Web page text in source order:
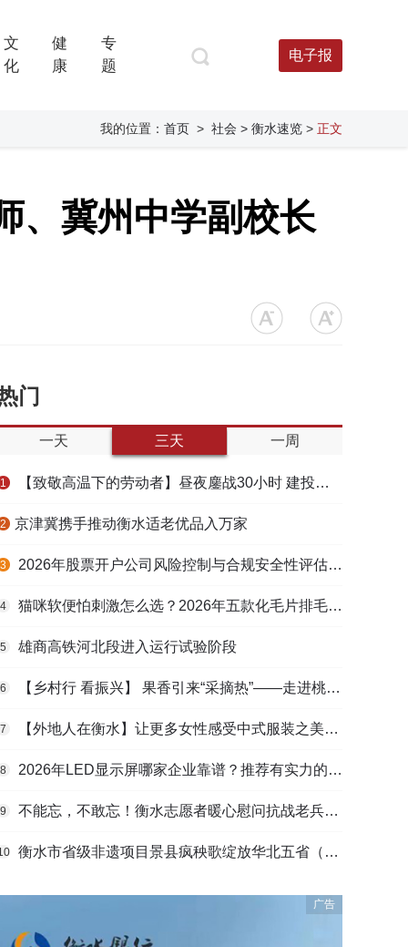
文
化
健
康
专
题
电子报
我的位置： 首页 > 社会 > 衡水速览 > 正文
、冀州中学副校长
门
一天 三天 一周
1 【致敬高温下的劳动者】昼夜鏖战30小时 建投衡水水务紧急抢修保民生用水
2 ​京津冀携手推动衡水适老优品入万家
3 2026年股票开户公司风险控制与合规安全性评估：投资者保护机制哪家靠谱？
4 猫咪软便怕刺激怎么选？2026年五款化毛片排毛护肠避坑指南
5 雄商高铁河北段进入运行试验阶段
6 【乡村行 看振兴】 果香引来“采摘热”——走进桃城区贾家庄村
7 【外地人在衡水】让更多女性感受中式服装之美——山东人蒋静静的在衡创业路
8 2026年LED显示屏哪家企业靠谱？推荐有实力的LED显示屏工程服务商
9 不能忘，不敢忘！衡水志愿者暖心慰问抗战老兵和老党员
衡水市省级非遗项目景县疯秧歌绽放华北五省（区）市舞蹈大赛舞台
广告